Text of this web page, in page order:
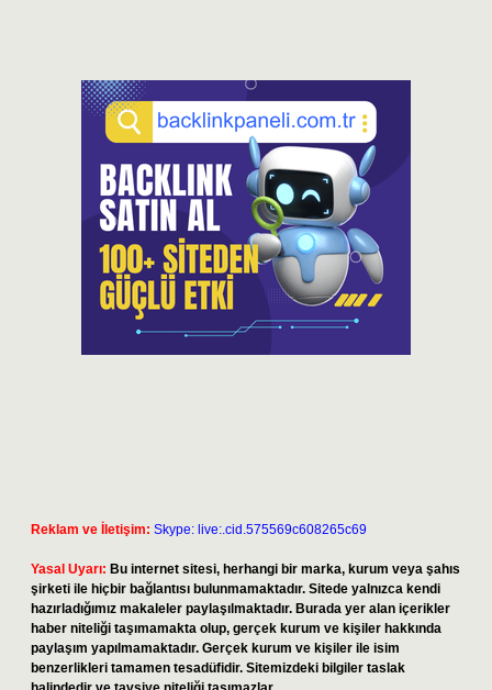
Reklam ve İletişim: Skype: live:.cid.575569c608265c69
Yasal Uyarı: Bu internet sitesi, herhangi bir marka, kurum veya şahıs
şirketi ile hiçbir bağlantısı bulunmamaktadır. Sitede yalnızca kendi
hazırladığımız makaleler paylaşılmaktadır. Burada yer alan içerikler
haber niteliği taşımamakta olup, gerçek kurum ve kişiler hakkında
paylaşım yapılmamaktadır. Gerçek kurum ve kişiler ile isim
benzerlikleri tamamen tesadüfidir. Sitemizdeki bilgiler taslak